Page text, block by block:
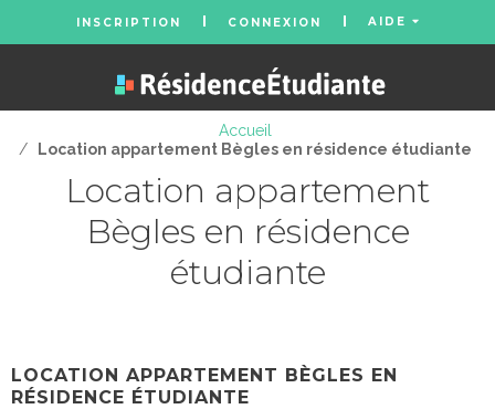
INSCRIPTION CONNEXION AIDE
Accueil
/
Location appartement Bègles en résidence étudiante
Location appartement
Bègles en résidence
étudiante
LOCATION APPARTEMENT BÈGLES EN
RÉSIDENCE ÉTUDIANTE